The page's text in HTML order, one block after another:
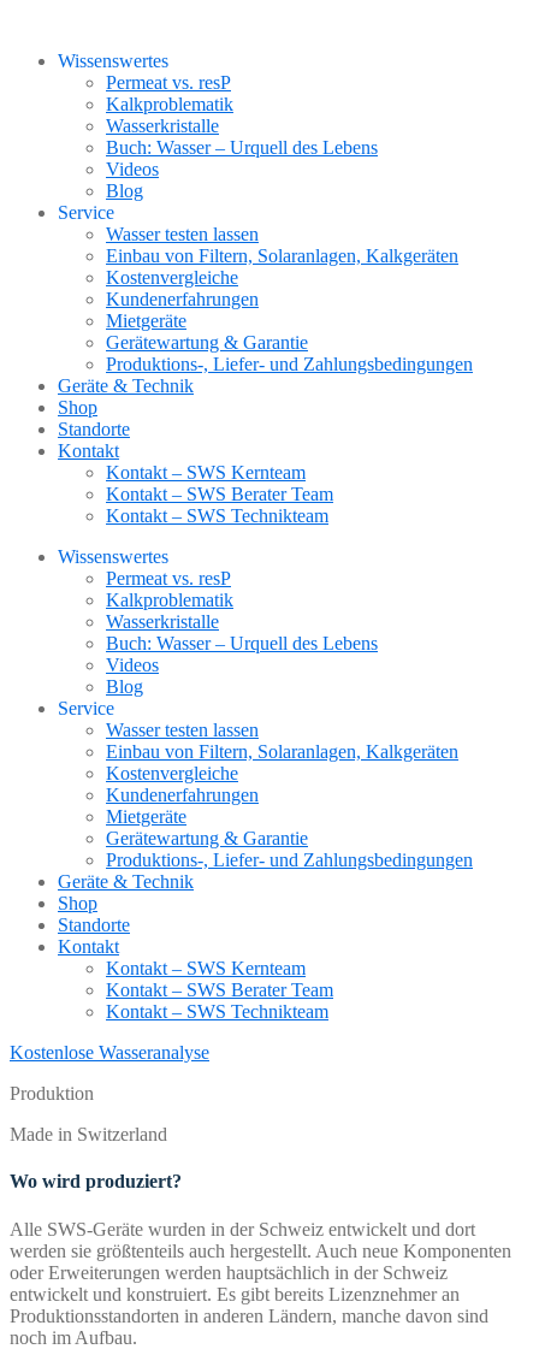
Wissenswertes
Permeat vs. resP
Kalkproblematik
Wasserkristalle
Buch: Wasser – Urquell des Lebens
Videos
Blog
Service
Wasser testen lassen
Einbau von Filtern, Solaranlagen, Kalkgeräten
Kostenvergleiche
Kundenerfahrungen
Mietgeräte
Gerätewartung & Garantie
Produktions-, Liefer- und Zahlungsbedingungen
Geräte & Technik
Shop
Standorte
Kontakt
Kontakt – SWS Kernteam
Kontakt – SWS Berater Team
Kontakt – SWS Technikteam
Wissenswertes
Permeat vs. resP
Kalkproblematik
Wasserkristalle
Buch: Wasser – Urquell des Lebens
Videos
Blog
Service
Wasser testen lassen
Einbau von Filtern, Solaranlagen, Kalkgeräten
Kostenvergleiche
Kundenerfahrungen
Mietgeräte
Gerätewartung & Garantie
Produktions-, Liefer- und Zahlungsbedingungen
Geräte & Technik
Shop
Standorte
Kontakt
Kontakt – SWS Kernteam
Kontakt – SWS Berater Team
Kontakt – SWS Technikteam
Kostenlose Wasseranalyse
Produktion
Made in Switzerland
Wo wird produziert?
Alle SWS-Geräte wurden in der Schweiz entwickelt und dort
werden sie größtenteils auch hergestellt. Auch neue Komponenten
oder Erweiterungen werden hauptsächlich in der Schweiz
entwickelt und konstruiert. Es gibt bereits Lizenznehmer an
Produktionsstandorten in anderen Ländern, manche davon sind
noch im Aufbau.